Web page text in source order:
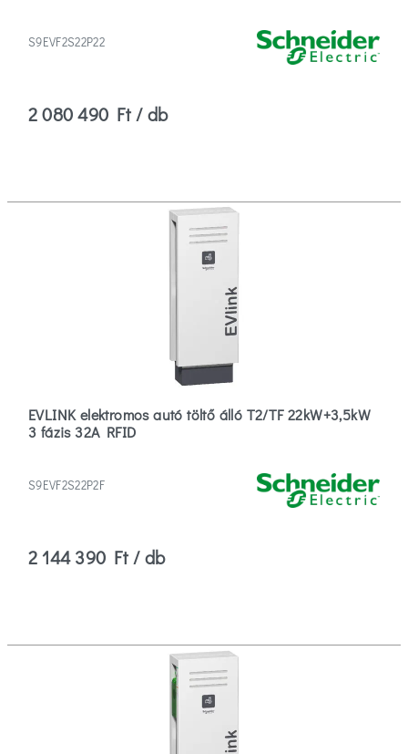
S9EVF2S22P22
2 080 490 Ft / db
EVLINK elektromos autó töltő álló T2/TF 22kW+3,5kW
3 fázis 32A RFID
S9EVF2S22P2F
2 144 390 Ft / db